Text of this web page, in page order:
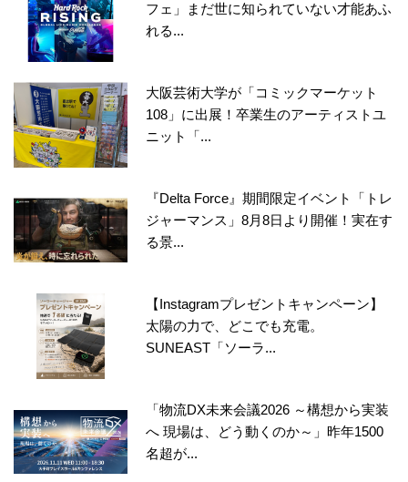
フェ」まだ世に知られていない才能あふ
れる...
大阪芸術大学が「コミックマーケット
108」に出展！卒業生のアーティストユ
ニット「...
『Delta Force』期間限定イベント「トレ
ジャーマンス」8月8日より開催！実在す
る景...
【Instagramプレゼントキャンペーン】
太陽の力で、どこでも充電。
SUNEAST「ソーラ...
「物流DX未来会議2026 ～構想から実装
へ 現場は、どう動くのか～」昨年1500
名超が...